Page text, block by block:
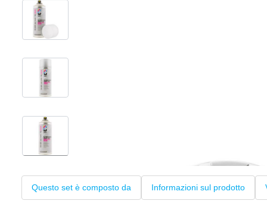
View larger image
View larger image
View larger image
+4
Questo set è composto da Informazioni sul prodotto